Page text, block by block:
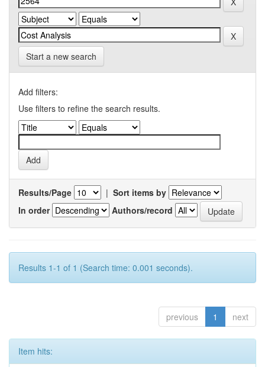
Start a new search
Add filters:
Use filters to refine the search results.
Results/Page | Sort items by
In order
Authors/record
Results 1-1 of 1 (Search time: 0.001 seconds).
previous 1 next
Item hits: